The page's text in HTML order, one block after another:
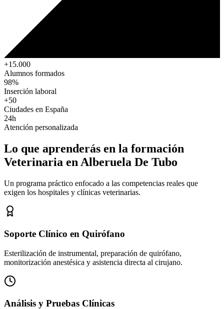
+15.000
Alumnos formados
98%
Inserción laboral
+50
Ciudades en España
24h
Atención personalizada
Lo que aprenderás en la formación
Veterinaria en Alberuela De Tubo
Un programa práctico enfocado a las competencias reales que
exigen los hospitales y clínicas veterinarias.
Soporte Clínico en Quirófano
Esterilización de instrumental, preparación de quirófano,
monitorización anestésica y asistencia directa al cirujano.
Análisis y Pruebas Clínicas